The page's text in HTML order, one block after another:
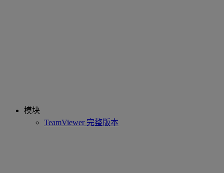
模块
TeamViewer 完整版本